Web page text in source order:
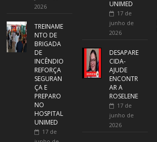
2026
TREINAME
NTO DE
BRIGADA
DE
INCÊNDIO
REFORÇA
SEGURAN
ÇA E
PREPARO
NO
HOSPITAL
UNIMED
17 de
UNIMED
17 de
junho de
2026
DESAPARE
CIDA-
AJUDE
ENCONTR
AR A
ROSELENE
17 de
junho de
2026